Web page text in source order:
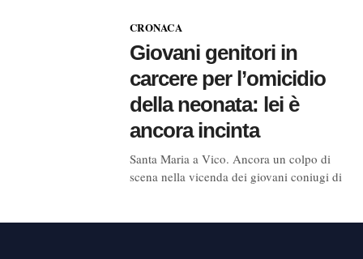
CRONACA
Giovani genitori in
carcere per l’omicidio
della neonata: lei è
ancora incinta
Santa Maria a Vico. Ancora un colpo di
scena nella vicenda dei giovani coniugi di